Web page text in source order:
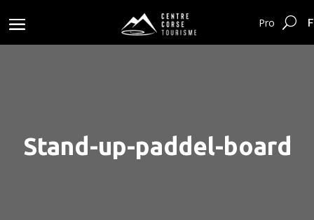
Pro
Stand-up-paddel-board